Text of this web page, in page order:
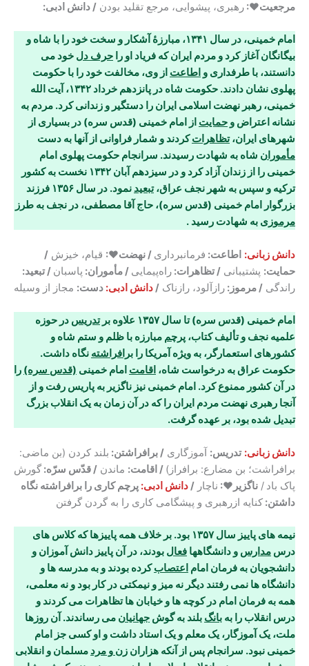
مرجعیت♥: رهبری، پیشوایی، مرجع تقلید بودن / دانش ادبی:
امام خمینی، در سال ۱۳۴۱، مبارزۀ آشکار و سخت خود را با شاه و
بیگانگان آغاز کرد و مردم ایران که فریاد او را حرف دل خود می
دانستند، با طرفداری و اطاعت از وی، مخالفت خود را با حکومت
پهلوی نشان دادند. حکومت شاه در پانزدهم خرداد ۱۳۴۲، آیت الله
خمینی، رهبر نهضت اسلامی ایران را دستگیر و زندانی کرد. مردم به
نشانه اعتراض و حمایت از امام خمینی (قدس سره) در بسیاری از
شهرهای ایران،تظاهراتکردند و شمار فراوانی از آنها به دست
مأموران شاه به شهادت رسیدند. سرانجام حکومت پهلوی امام
خمینی را از زندان آزاد کرد و در سیزدهم آبان ۱۳۴۲ نخست به کشور
ترکیه و سپس به شهر نجف عراق،تبعید نمود. در سال ۱۳۵۶ فرزند
بزرگوار امام خمینی (قدس سره)، حاج آقا مصطفی، در نجف به طرز
مرموزی به شهادت رسید .
دانش زبانی: اطاعت: فرمانبرداری / نهضت♥: قیام، خیزش /
حمایت: پشتیبانی / تظاهرات: راه‌پیمایی / مأموران: پاسبان / تبعید:
راندگی / مرموز: رازآلود، رازناک /دانش ادبی: دست: مجاز از وسیله
امام خمینی (قدس سره) تا سال ۱۳۵۷ علاوه بر تدریس در حوزه
علمیه نجف و تألیف کتاب، پرچم مبارزه با ظلم و ستم شاه و
کشورهای استعمارگر، به ویژه آمریکا را برافراشته نگاه داشت.
حکومت عراق به درخواست شاه، اقامت امام خمینی (قدس سره) را
در آن کشور ممنوع کرد. امام خمینی نیز ناگزیر به پاریس رفت و از
آنجا رهبری نهضت مردم ایران را که در آن زمان به یک انقلاب بزرگ
تبدیل شده بود، بر عهده گرفت.
دانش زبانی: تدریس: آموزگاری / برافراشتن: بلند کردن (بن ماضی:
برافراشت؛ بن مضارع: برافراز) / اقامت: ماندن / قدّس سرّه: گورش
پاک باد / ناگزیر♥: ناچار / دانش ادبی: پرچم کاری را برافراشته نگاه
داشتن: کنایه ازرهبری و پیشگامی کاری را به گردن گرفتن
نیمه های پاییز سال ۱۳۵۷ بود. بر خلاف همه پاییزها که کلاس های
درس مدارس و دانشگاهها فعال بودند، در آن پاییز دانش آموزان و
دانشجویان به فرمان امام اعتصابکرده بودند و به مدرسه ها و
دانشگاه ها نمی رفتند دیگر نه میز و نیمکتی در کار بود و نه معلمی،
همه به فرمان امام در کوچه ها و خیابان ها تظاهرات می کردند و
درس انقلاب را به بانگ بلند به گوش جهانیان می رساندند. آن روزها
ملت، یک آموزگار، یک معلم و یک استاد داشت و او کسی جز امام
خمینی نبود. سرانجام پس از آنکه هزاران زن و مرد مسلمان و انقلابی